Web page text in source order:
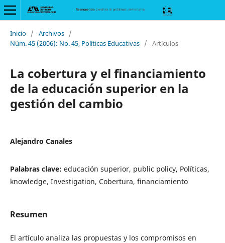
Inicio / Archivos /
Núm. 45 (2006): No. 45, Políticas Educativas / Artículos
La cobertura y el financiamiento
de la educación superior en la
gestión del cambio
Alejandro Canales
Palabras clave: educación superior, public policy, Políticas,
knowledge, Investigation, Cobertura, financiamiento
Resumen
El artículo analiza las propuestas y los compromisos en